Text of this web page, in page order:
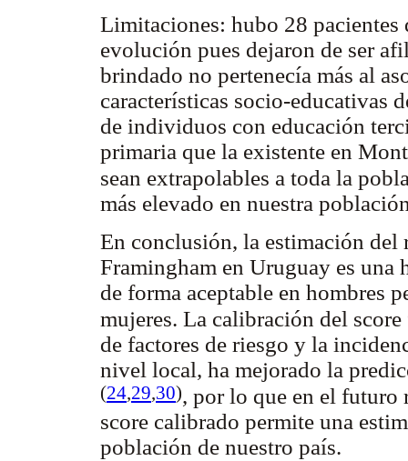
Limitaciones: hubo 28
evolución pues dejaron de ser
brindado no pertenecía más al
características socio-educativas
de individuos con educación
primaria que la existente en
sean extrapolables a toda la
más elevado en nuestra
En conclusión, la estimación del
Framingham en Uruguay es una
de forma aceptable en hombres
mujeres. La calibración del score
de factores de riesgo y la
nivel local, ha mejorado la
(24,29,30), por lo que en el futuro
score calibrado permite una
población de nuestro país.